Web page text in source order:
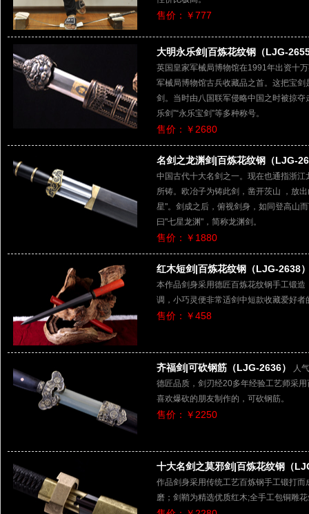
售价：￥777
大明永乐剑|百炼花纹钢（LJG-
英国皇家军械局博物馆在1991年出资十
军械局博物馆古兵收藏品之首。这把宝
剑。当时由八国联军侵略中国之时被掠夺
乐剑”“永乐宝剑”等多种称号。
售价：￥2680
名剑之龙渊剑|百炼花纹钢（LJG-
中国古代十大名剑之一。现在也通指浙
所铸。欧冶子为铸此剑，凿开茨山 ，放
星"。剑成之后，俯视剑身，如同登高山
曰"七星龙渊"，简称龙渊剑。
售价：￥1880
红木短剑|百炼花纹钢（LJG-2638
本作品剑身采用德匠百炼花纹钢手工锻
调，小巧灵便非常适剑中短款收藏爱好者
售价：￥458
齐福剑|可砍钢筋（LJG-2636）
人
德匠品质，剑刃经20多年经验工艺师采
喜欢爆砍的朋友制作的，可砍钢筋。
售价：￥2250
十大名剑之莫邪剑|百炼花纹钢（
作品剑身采用传统工艺百炼钢手工锻打
磨；剑鞘为精选优质红木;全手工包铜雕